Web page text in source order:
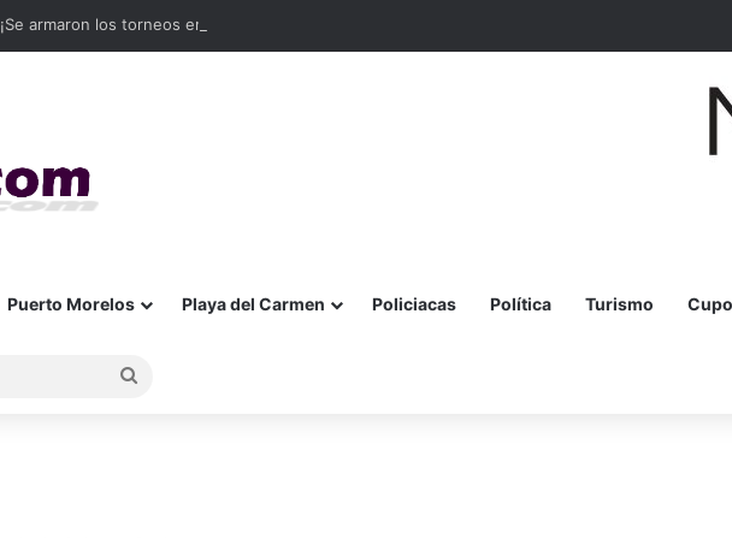
¡Se armaron los torneos en el COBAQROO de Señor! Estrenan techado y cancha multiusos
Puerto Morelos Playa del Carmen Policiacas Política Turismo